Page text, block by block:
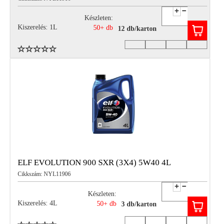
Kiszerelés: 1L
Készleten:
50+ db
12 db/karton
ELF EVOLUTION 900 SXR (3X4) 5W40 4L
Cikkszám: NYL11906
Kiszerelés: 4L
Készleten:
50+ db
3 db/karton